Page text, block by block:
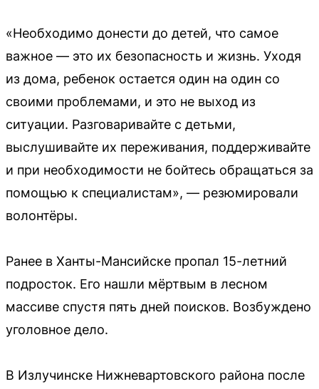
«Необходимо донести до детей, что самое
важное — это их безопасность и жизнь. Уходя
из дома, ребенок остается один на один со
своими проблемами, и это не выход из
ситуации. Разговаривайте с детьми,
выслушивайте их переживания, поддерживайте
и при необходимости не бойтесь обращаться за
помощью к специалистам», — резюмировали
волонтёры.
Ранее в Ханты-Мансийске пропал 15-летний
подросток. Его нашли мёртвым в лесном
массиве спустя пять дней поисков. Возбуждено
уголовное дело.
В Излучинске Нижневартовского района после